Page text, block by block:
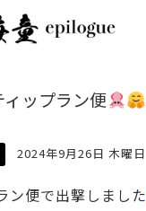
ップラン便
2024年9月26日 木曜日
ン便で出撃しました